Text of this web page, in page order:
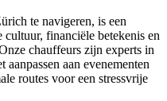
te navigeren, is een
financiële betekenis en
chauffeurs zijn experts in
aan evenementen
routes voor een stressvrije